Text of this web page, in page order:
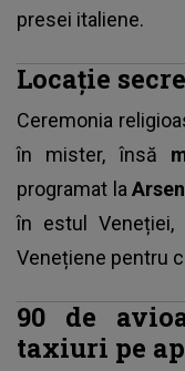
presei italiene.
Locație
Ceremonia
în mister, însă
programat la
în estul Veneției,
Venețiene pentru
90 de
taxiuri pe